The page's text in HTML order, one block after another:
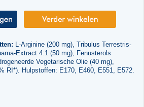
L-Arginine (200 mg), Tribulus Terrestris-
Extract 4:1 (50 mg), Fenusterols
Vegetarische Olie (40 mg),
RI*). Hulpstoffen: E170, E460, E551, E572.